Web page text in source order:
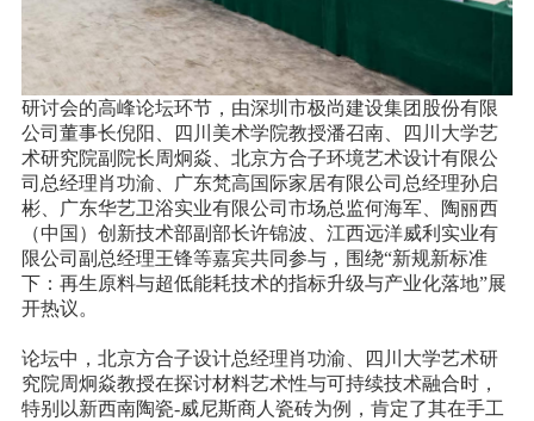
研讨会的高峰论坛环节，由深圳市极尚建设集团股份有限
公司董事长倪阳、四川美术学院教授潘召南、四川大学艺
术研究院副院长周炯焱、北京方合子环境艺术设计有限公
司总经理肖功渝、广东梵高国际家居有限公司总经理孙启
彬、广东华艺卫浴实业有限公司市场总监何海军、陶丽西
（中国）创新技术部副部长许锦波、江西远洋威利实业有
限公司副总经理王锋等嘉宾共同参与，围绕“新规新标准
下：再生原料与超低能耗技术的指标升级与产业化落地”展
开热议。
论坛中，北京方合子设计总经理肖功渝、四川大学艺术研
究院周炯焱教授在探讨材料艺术性与可持续技术融合时，
特别以新西南陶瓷-威尼斯商人瓷砖为例，肯定了其在手工